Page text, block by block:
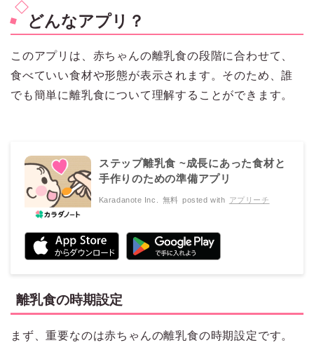
どんなアプリ？
このアプリは、赤ちゃんの離乳食の段階に合わせて、
食べていい食材や形態が表示されます。そのため、誰
でも簡単に離乳食について理解することができます。
ステップ離乳食 ~成長にあった食材と
手作りのための準備アプリ
Karadanote Inc. 無料 posted with アプリーチ
離乳食の時期設定
まず、重要なのは赤ちゃんの離乳食の時期設定です。